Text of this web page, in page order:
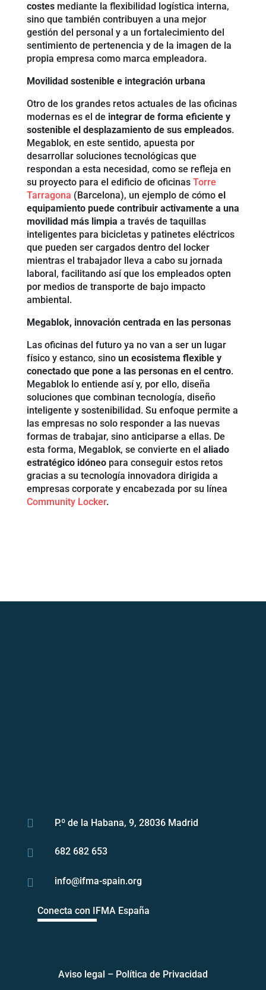
costesmediante la flexibilidad logística interna,
sino que también contribuyen a una mejor
gestión del personal y a un fortalecimiento del
sentimiento de pertenencia y de la imagen de la
propia empresa como marca empleadora.
Movilidad sostenible e integración urbana
Otro de los grandes retos actuales de las oficinas
modernas es el de integrar de forma eficiente y
sostenible el desplazamiento de sus empleados.
Megablok, en este sentido, apuesta por
desarrollar soluciones tecnológicas que
respondan a esta necesidad, como se refleja en
su proyecto para el edificio de oficinas Torre
Tarragona (Barcelona), un ejemplo de cómo el
equipamiento puede contribuir activamente a una
movilidad más limpia a través de taquillas
inteligentes para bicicletas y patinetes eléctricos
que pueden ser cargados dentro del locker
mientras el trabajador lleva a cabo su jornada
laboral, facilitando así que los empleados opten
por medios de transporte de bajo impacto
ambiental.
Megablok, innovación centrada en las personas
Las oficinas del futuro ya no van a ser un lugar
físico y estanco, sino un ecosistema flexible y
conectado que pone a las personas en el centro.
Megablok lo entiende así y, por ello, diseña
soluciones que combinan tecnología, diseño
inteligente y sostenibilidad. Su enfoque permite a
las empresas no solo responder a las nuevas
formas de trabajar, sino anticiparse a ellas. De
esta forma, Megablok, se convierte en el aliado
estratégico idóneopara conseguir estos retos
gracias a su tecnología innovadora dirigida a
empresas corporate y encabezada por su línea
Community Locker.
 P.º de la Habana, 9, 28036 Madrid
 682 682 653
 info@ifma-spain.org
Conecta con IFMA España
Aviso legal – Política de Privacidad